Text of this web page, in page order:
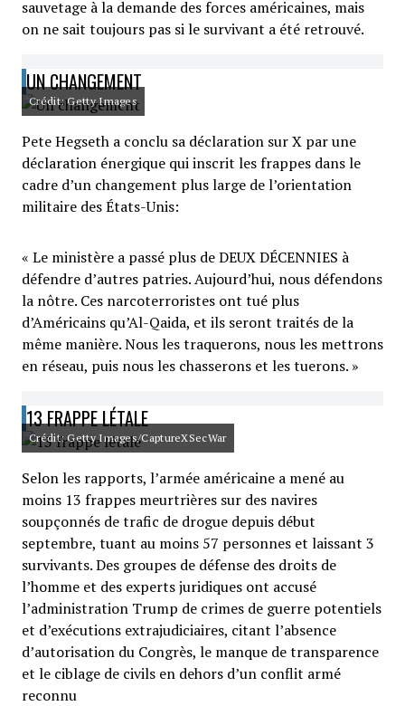
sauvetage à la demande des forces américaines, mais
on ne sait toujours pas si le survivant a été retrouvé.
UN CHANGEMENT
Crédit: Getty Images
Pete Hegseth a conclu sa déclaration sur X par une
déclaration énergique qui inscrit les frappes dans le
cadre d’un changement plus large de l’orientation
militaire des États-Unis:
« Le ministère a passé plus de DEUX DÉCENNIES à
défendre d’autres patries. Aujourd’hui, nous défendons
la nôtre. Ces narcoterroristes ont tué plus
d’Américains qu’Al-Qaida, et ils seront traités de la
même manière. Nous les traquerons, nous les mettrons
en réseau, puis nous les chasserons et les tuerons. »
13 FRAPPE LÉTALE
Crédit: Getty Images/CaptureXSecWar
Selon les rapports, l’armée américaine a mené au
moins 13 frappes meurtrières sur des navires
soupçonnés de trafic de drogue depuis début
septembre, tuant au moins 57 personnes et laissant 3
survivants. Des groupes de défense des droits de
l’homme et des experts juridiques ont accusé
l’administration Trump de crimes de guerre potentiels
et d’exécutions extrajudiciaires, citant l’absence
d’autorisation du Congrès, le manque de transparence
et le ciblage de civils en dehors d’un conflit armé
reconnu